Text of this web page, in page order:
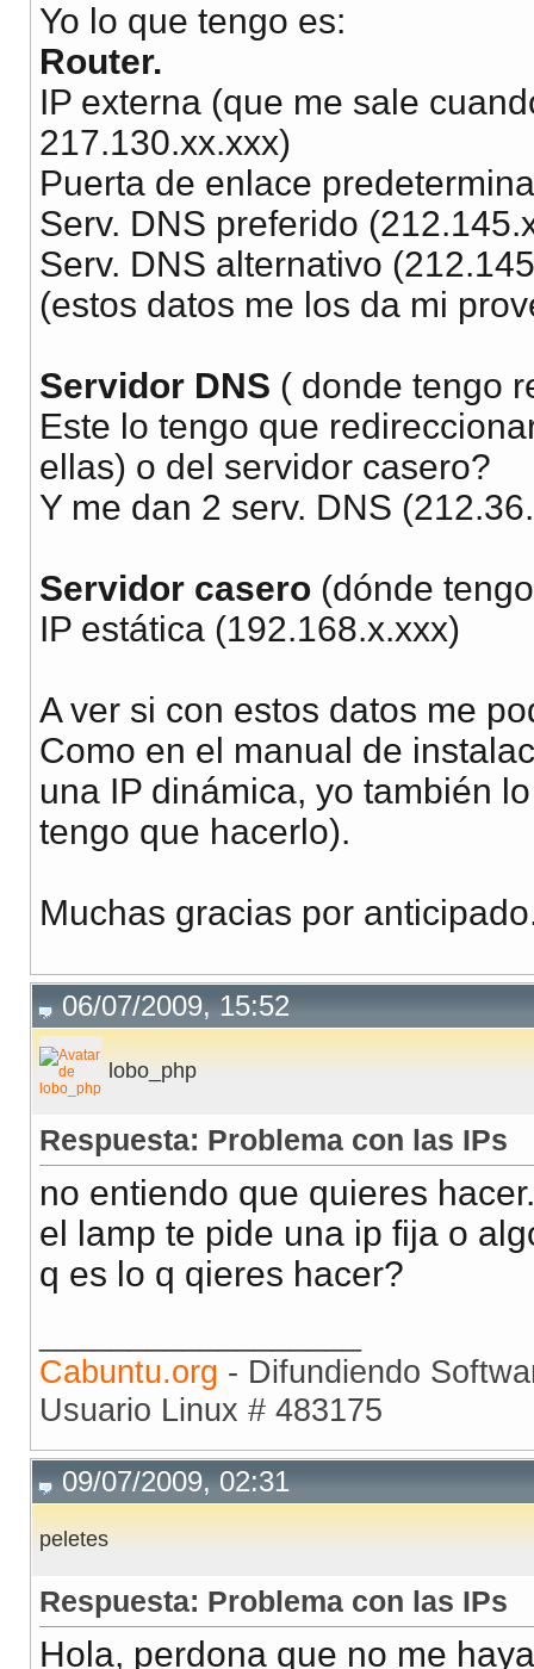
Yo lo que tengo es:
Router.
IP externa (que me sale
217.130.xx.xxx)
Puerta de enlace
Serv. DNS preferido
Serv. DNS alternativo
(estos datos me los da mi
Servidor DNS ( donde tengo
Este lo tengo que
ellas) o del servidor casero?
Y me dan 2 serv. DNS
Servidor casero (dónde
IP estática (192.168.x.xxx)
A ver si con estos datos me
Como en el manual de
una IP dinámica, yo también
tengo que hacerlo).
Muchas gracias por
06/07/2009, 15:52
lobo_php
Respuesta: Problema con las IPs
no entiendo que quieres hacer.
el lamp te pide una ip fija o
q es lo q qieres hacer?
Cabuntu.org - Difundiendo
Usuario Linux # 483175
09/07/2009, 02:31
peletes
Respuesta: Problema con las IPs
Hola, perdona que no me